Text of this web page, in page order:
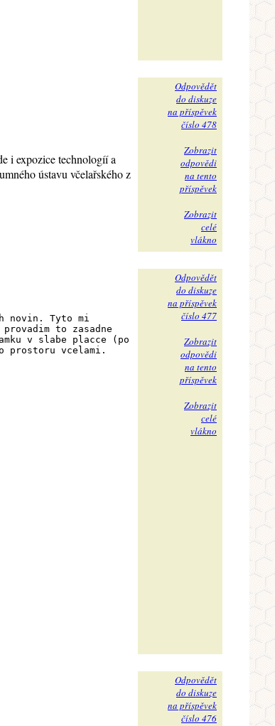
i expozice technologíí a
ústavu včelařského z
Odpovědět
do diskuze
na příspěvek
číslo 478
Zobrazit
odpovědi
na tento
příspěvek
Zobrazit
celé
vlákno
novin. Tyto mi
to zasadne
v slabe placce (po
prostoru vcelami.
Odpovědět
do diskuze
na příspěvek
číslo 477
Zobrazit
odpovědi
na tento
příspěvek
Zobrazit
celé
vlákno
Odpovědět
do diskuze
na příspěvek
číslo 476